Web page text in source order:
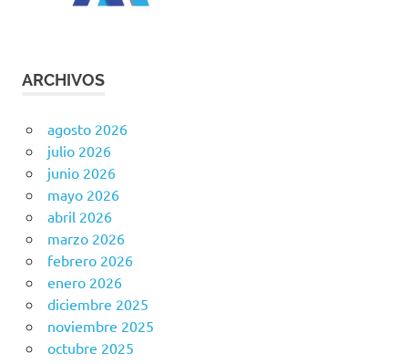
ARCHIVOS
agosto 2026
julio 2026
junio 2026
mayo 2026
abril 2026
marzo 2026
febrero 2026
enero 2026
diciembre 2025
noviembre 2025
octubre 2025